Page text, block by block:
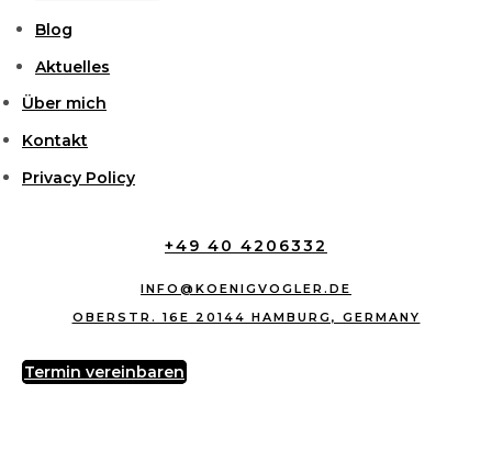
Blog
Aktuelles
Über mich
Kontakt
Privacy Policy
+49 40 4206332
INFO@KOENIGVOGLER.DE
OBERSTR. 16E 20144 HAMBURG, GERMANY
Termin vereinbaren